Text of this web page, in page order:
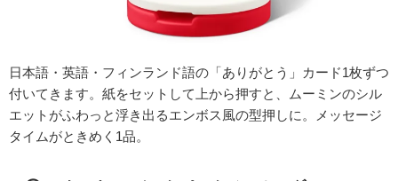
日本語・英語・フィンランド語の「ありがとう」カード1枚ずつ
付いてきます。紙をセットして上から押すと、ムーミンのシル
エットがふわっと浮き出るエンボス風の型押しに。メッセージ
タイムがときめく1品。